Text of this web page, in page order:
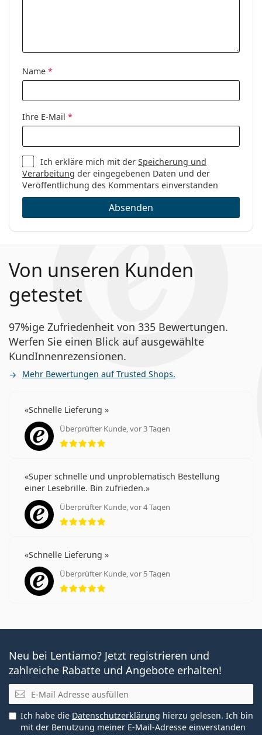
Name *
Ihre E-Mail *
Ich erkläre mich mit derSpeicherung und
Verarbeitung der eingegebenen Daten und der
Veröffentlichung des Kommentars einverstanden
Absenden
Von unseren Kunden
getestet
97%ige Zufriedenheit von 335 Bewertungen.
Werfen Sie einen Blick auf ausgewählte
KundInnenrezensionen.
Mehr Bewertungen auf Trusted Shops.
Schnelle Lieferung
Überprüfter Kunde, vor 3 Tagen
Bewertung 5 aus 5
Super schnelle und unproblematisch Bestellung
einer Lesebrille. Bin zufrieden.
Überprüfter Kunde, vor 4 Tagen
Bewertung 5 aus 5
Schnelle Lieferung
Überprüfter Kunde, vor 5 Tagen
Bewertung 5 aus 5
Neu bei Lentiamo? Jetzt registrieren und
zahlreiche Rabatte und Angebote erhalten!
E-Mail
Ich habe die Datenschutzerklärung hierzu gelesen. Ich bin
mit der Benutzung meiner E-Mail-Adresse einverstanden